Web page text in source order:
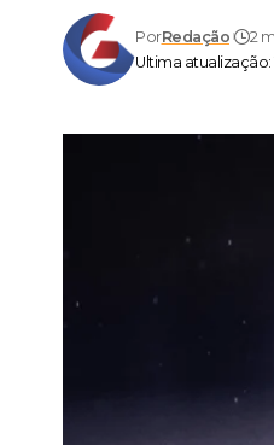
Ultima atualização:
PorRedação 2